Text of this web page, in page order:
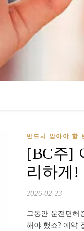
반드시 알아야 할
[BC주]
리하게!
2026-02-23
그동안 운전면허
해야 했죠? 예약